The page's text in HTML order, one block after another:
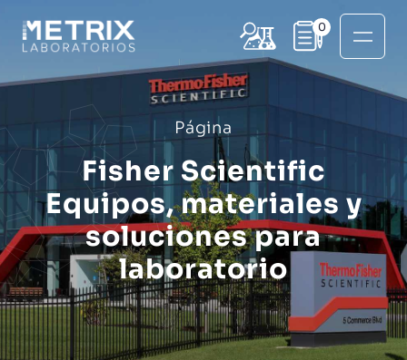
0
Página
Fisher Scientific
Equipos, materiales y
soluciones para
laboratorio